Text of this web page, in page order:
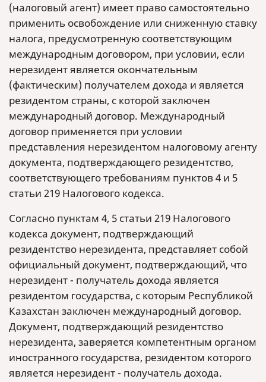
(налоговый агент) имеет право самостоятельно
применить освобождение или сниженную ставку
налога, предусмотренную соответствующим
международным договором, при условии, если
нерезидент является окончательным
(фактическим) получателем дохода и является
резидентом страны, с которой заключен
международный договор. Международный
договор применяется при условии
представления нерезидентом налоговому агенту
документа, подтверждающего резидентство,
соответствующего требованиям пунктов 4 и 5
статьи 219 Налогового кодекса.
Согласно пунктам 4, 5 статьи 219 Налогового
кодекса документ, подтверждающий
резидентство нерезидента, представляет собой
официальный документ, подтверждающий, что
нерезидент - получатель дохода является
резидентом государства, с которым Республикой
Казахстан заключен международный договор.
Документ, подтверждающий резидентство
нерезидента, заверяется компетентным органом
иностранного государства, резидентом которого
является нерезидент - получатель дохода.